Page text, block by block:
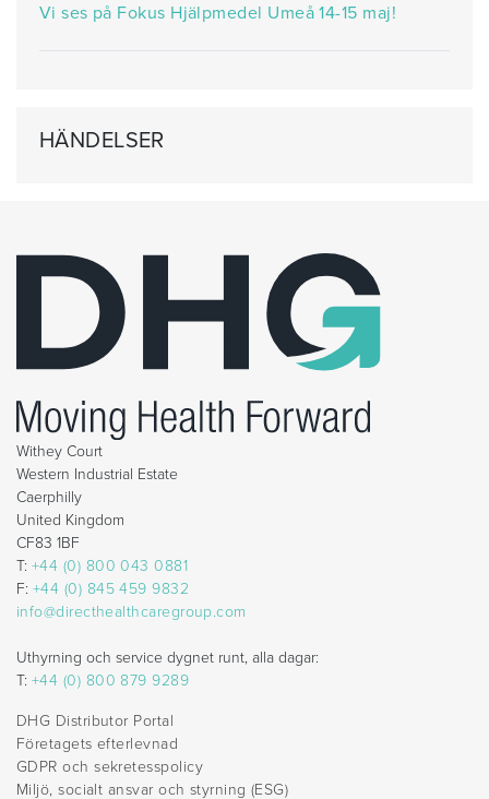
Vi ses på Fokus Hjälpmedel Umeå 14-15 maj!
HÄNDELSER
Withey Court
Western Industrial Estate
Caerphilly
United Kingdom
CF83 1BF
T: +44 (0) 800 043 0881
F: +44 (0) 845 459 9832
info@directhealthcaregroup.com
Uthyrning och service dygnet runt, alla dagar:
T: +44 (0) 800 879 9289
DHG Distributor Portal
Företagets efterlevnad
GDPR och sekretesspolicy
Miljö, socialt ansvar och styrning (ESG)